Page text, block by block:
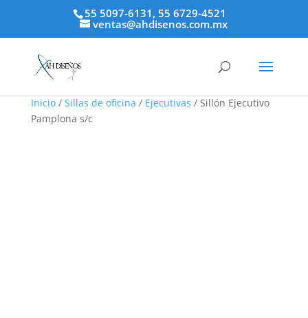
55 5097-6131, 55 6729-4521
ventas@ahdisenos.com.mx
Inicio/ Sillas de oficina / Ejecutivas / Sillón Ejecutivo
Pamplona s/c